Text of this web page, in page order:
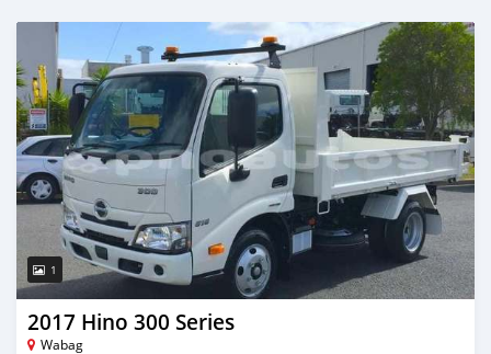
1
2017 Hino 300 Series
Wabag